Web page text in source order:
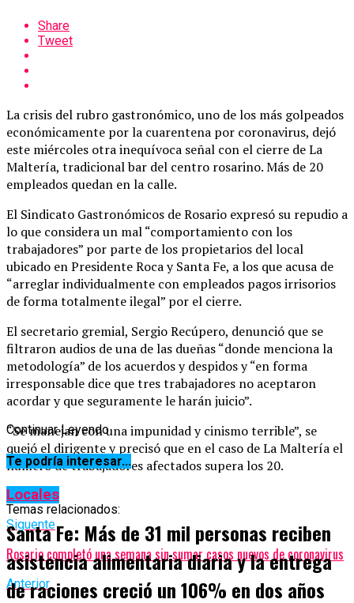
Share
Tweet
La crisis del rubro gastronómico, uno de los más golpeados
económicamente por la cuarentena por coronavirus, dejó
este miércoles otra inequívoca señal con el cierre de La
Maltería, tradicional bar del centro rosarino. Más de 20
empleados quedan en la calle.
El Sindicato Gastronómicos de Rosario expresó su repudio a
lo que considera un mal “comportamiento con los
trabajadores” por parte de los propietarios del local
ubicado en Presidente Roca y Santa Fe, a los que acusa de
“arreglar individualmente con empleados pagos irrisorios
de forma totalmente ilegal” por el cierre.
El secretario gremial, Sergio Recúpero, denunció que se
filtraron audios de una de las dueñas “donde menciona la
metodología” de los acuerdos y despidos y “en forma
irresponsable dice que tres trabajadores no aceptaron
acordar y que seguramente le harán juicio”.
“Se manejan con una impunidad y cinismo terrible”, se
quejó el dirigente y precisó que en el caso de La Maltería el
número de trabajadores afectados supera los 20.
Temas relacionados:
Siguente
Rosario completó una semana sin sumar casos nuevos de coronavirus
Anterior
Continuar Leyendo
Te podría interesar...
Locales
Santa Fe: Más de 31 mil personas reciben
asistencia alimentaria diaria y la entrega
de raciones creció un 106% en dos años